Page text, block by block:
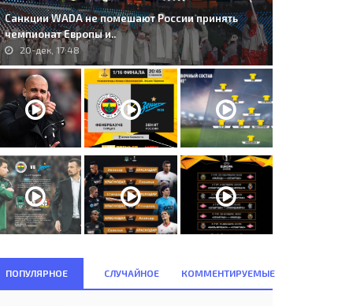
Санкции WADA не помешают России принять
чемпионат Европы и..
20-дек, 17:48
ПОПУЛЯРНОЕ СЛУЧАЙНОЕ КОММЕНТИРУЕМЫЕ